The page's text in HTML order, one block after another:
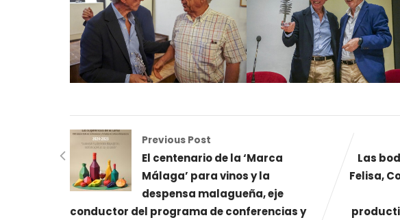
Previous Post
El centenario de la ‘Marca
Málaga’ para vinos y la
despensa malagueña, eje
conductor del programa de conferencias y
Las
Felisa,